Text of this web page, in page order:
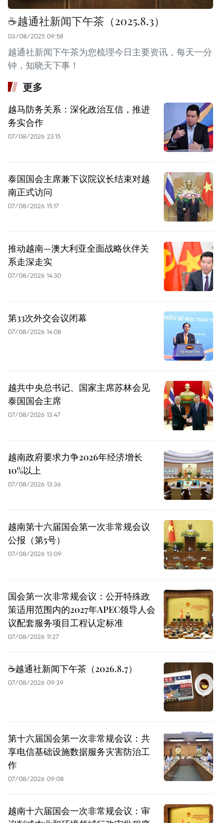
☕️越通社新闻下午茶（2025.8.3）
03/08/2025 09:58
越通社新闻下午茶为您梳理今日主要资讯，每天一分
钟，知晓天下事！
更多
越马防务关系：深化政治互信，推进
务实合作
07/08/2026 23:15
泰国国会主席兼下议院议长结束对越
南正式访问
07/08/2026 15:17
推动越南—澳大利亚全面战略伙伴关
系走深走实
07/08/2026 14:30
第33次外交会议闭幕
07/08/2026 14:08
越共中央总书记、国家主席苏林会见
泰国国会主席
07/08/2026 13:47
越南政府要求力争2026年经济增长
10%以上
07/08/2026 13:36
越南第十六届国会第一次非常规会议
公报（第5号）
07/08/2026 13:09
国会第一次非常规会议：公开特殊政
策适用范围内的2027年APEC领导人会
议配套服务项目工程认定标准
07/08/2026 11:27
☕️越通社新闻下午茶（2026.8.7）
07/08/2026 09:39
第十六届国会第一次非常规会议：共
享电信基础设施数据服务灾害防治工
作
07/08/2026 09:08
越南十六届国会一次非常规会议：审